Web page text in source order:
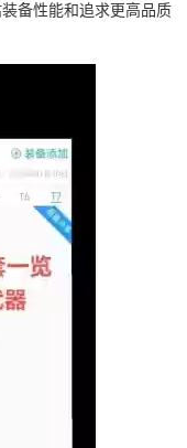
备性能和追求更高品质